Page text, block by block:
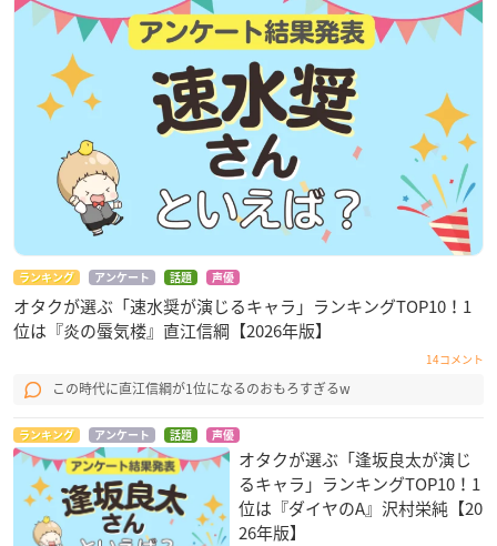
ランキング アンケート 話題 声優
オタクが選ぶ「速水奨が演じるキャラ」ランキングTOP10！1
位は『炎の蜃気楼』直江信綱【2026年版】
14コメント
この時代に直江信綱が1位になるのおもろすぎるw
ランキング アンケート 話題 声優
オタクが選ぶ「逢坂良太が演じ
るキャラ」ランキングTOP10！1
位は『ダイヤのA』沢村栄純【20
26年版】